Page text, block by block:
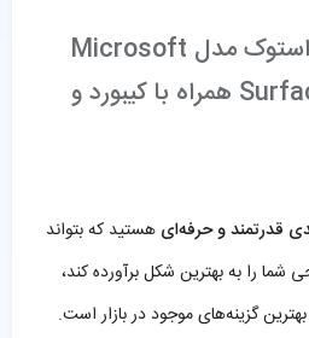
خرید سرفیس پرو 8 استوک مدل Microsoft
Surface Pro 8 i7 16 512 همراه با کیبورد و
قدرتمند و حرفه‌ای هستید که بتواند
شما را به بهترین شکل برآورده کند،
گزینه‌های موجود در بازار است.